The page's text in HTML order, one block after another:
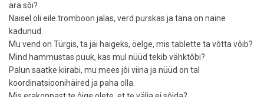
ära sôi?
Naisel oli eile tromboon jalas, verd purskas ja täna on naine
kadunud.
Mu vend on Türgis, ta jäi haigeks, öelge, mis tablette ta vôtta vôib?
Mind hammustas puuk, kas mul nüüd tekib vähktôbi?
Palun saatke kiirabi, mu mees jôi viina ja nüüd on tal
koordinatsioonihäired ja paha olla.